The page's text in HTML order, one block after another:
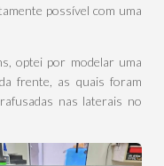
possível com uma
optei por modelar uma
frente, as quais foram
nas laterais no